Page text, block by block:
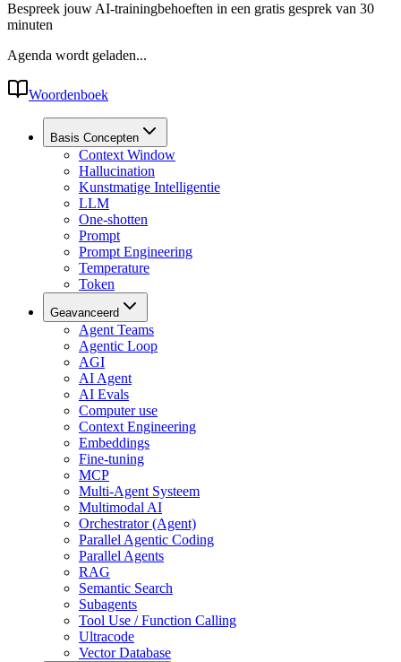
Bespreek jouw AI-trainingbehoeften in een gratis gesprek van 30
minuten
Agenda wordt geladen...
Woordenboek
Basis Concepten
Context Window
Hallucination
Kunstmatige Intelligentie
LLM
One-shotten
Prompt
Prompt Engineering
Temperature
Token
Geavanceerd
Agent Teams
Agentic Loop
AGI
AI Agent
AI Evals
Computer use
Context Engineering
Embeddings
Fine-tuning
MCP
Multi-Agent Systeem
Multimodal AI
Orchestrator (Agent)
Parallel Agentic Coding
Parallel Agents
RAG
Semantic Search
Subagents
Tool Use / Function Calling
Ultracode
Vector Database